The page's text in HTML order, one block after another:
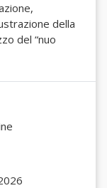
della
del “nuo